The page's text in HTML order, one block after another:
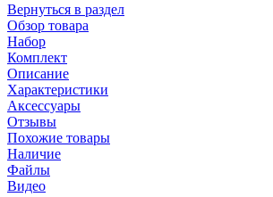
Вернуться в раздел
Обзор товара
Набор
Комплект
Описание
Характеристики
Аксессуары
Отзывы
Похожие товары
Наличие
Файлы
Видео